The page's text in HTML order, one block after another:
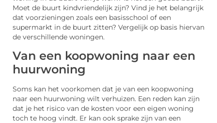
Moet de buurt kindvriendelijk zijn? Vind je het belangrijk
dat voorzieningen zoals een basisschool of een
supermarkt in de buurt zitten? Vergelijk op basis hiervan
de verschillende woningen.
Van een koopwoning naar een
huurwoning
Soms kan het voorkomen dat je van een koopwoning
naar een huurwoning wilt verhuizen. Een reden kan zijn
dat je het risico van de kosten voor een eigen woning
toch te hoog vindt. Er kan ook sprake zijn van een